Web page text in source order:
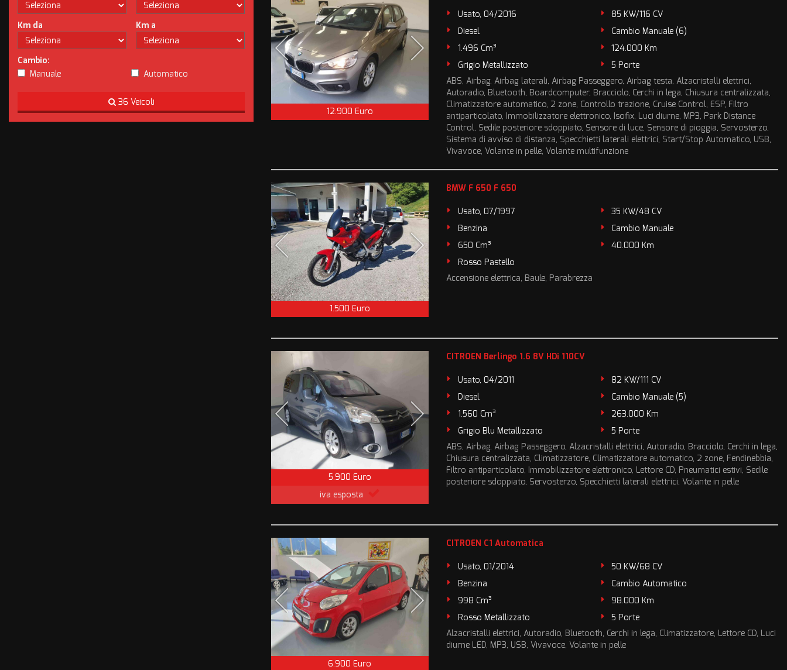
Km da Km a
Cambio:
Manuale
Automatico
36 Veicoli
12.900 Euro
Usato, 04/2016
85 KW/116 CV
Diesel
Cambio Manuale (6)
1.496 Cm³
124.000 Km
Grigio Metallizzato
5 Porte
ABS, Airbag, Airbag laterali, Airbag Passeggero, Airbag testa, Alzacristalli elettrici,
Autoradio, Bluetooth, Boardcomputer, Bracciolo, Cerchi in lega, Chiusura centralizzata,
Climatizzatore automatico, 2 zone, Controllo trazione, Cruise Control, ESP, Filtro
antiparticolato, Immobilizzatore elettronico, Isofix, Luci diurne, MP3, Park Distance
Control, Sedile posteriore sdoppiato, Sensore di luce, Sensore di pioggia, Servosterzo,
Sistema di avviso di distanza, Specchietti laterali elettrici, Start/Stop Automatico, USB,
Vivavoce, Volante in pelle, Volante multifunzione
1.500 Euro
BMW F 650 F 650
Usato, 07/1997
35 KW/48 CV
Benzina
Cambio Manuale
650 Cm³
40.000 Km
Rosso Pastello
Accensione elettrica, Baule, Parabrezza
5.900 Euro
iva esposta
CITROEN Berlingo 1.6 8V HDi 110CV
Usato, 04/2011
82 KW/111 CV
Diesel
Cambio Manuale (5)
1.560 Cm³
263.000 Km
Grigio Blu Metallizzato
5 Porte
ABS, Airbag, Airbag Passeggero, Alzacristalli elettrici, Autoradio, Bracciolo, Cerchi in lega,
Chiusura centralizzata, Climatizzatore, Climatizzatore automatico, 2 zone, Fendinebbia,
Filtro antiparticolato, Immobilizzatore elettronico, Lettore CD, Pneumatici estivi, Sedile
posteriore sdoppiato, Servosterzo, Specchietti laterali elettrici, Volante in pelle
6.900 Euro
CITROEN C1 Automatica
Usato, 01/2014
50 KW/68 CV
Benzina
Cambio Automatico
998 Cm³
98.000 Km
Rosso Metallizzato
5 Porte
Alzacristalli elettrici, Autoradio, Bluetooth, Cerchi in lega, Climatizzatore, Lettore CD, Luci
diurne LED, MP3, USB, Vivavoce, Volante in pelle